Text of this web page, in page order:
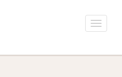
Toggle